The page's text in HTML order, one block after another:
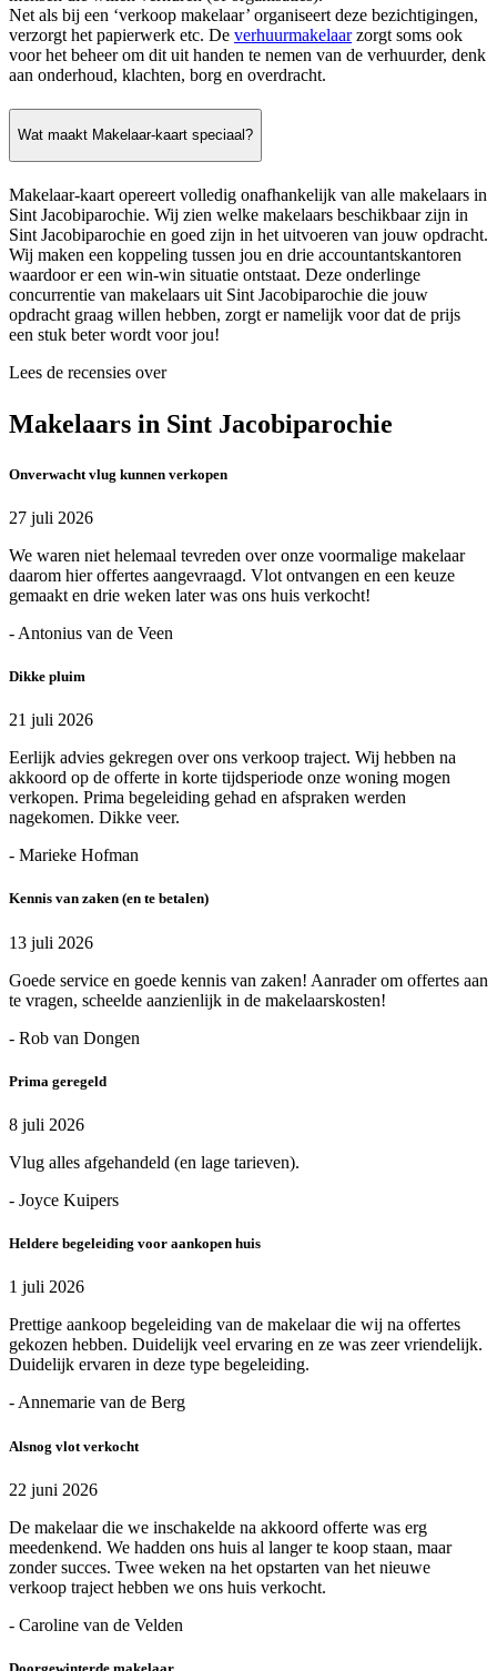
Net als bij een ‘verkoop makelaar’ organiseert deze bezichtigingen,
verzorgt het papierwerk etc. De verhuurmakelaarzorgt soms ook
voor het beheer om dit uit handen te nemen van de verhuurder, denk
aan onderhoud, klachten, borg en overdracht.
Wat maakt Makelaar-kaart speciaal?
Makelaar-kaart opereert volledig onafhankelijk van alle makelaars in
Sint Jacobiparochie. Wij zien welke makelaars beschikbaar zijn in
Sint Jacobiparochie en goed zijn in het uitvoeren van jouw opdracht.
Wij maken een koppeling tussen jou en drie accountantskantoren
waardoor er een win-win situatie ontstaat. Deze onderlinge
concurrentie van makelaars uit Sint Jacobiparochie die jouw
opdracht graag willen hebben, zorgt er namelijk voor dat de prijs
een stuk beter wordt voor jou!
Lees de recensies over
Makelaars in Sint Jacobiparochie
Onverwacht vlug kunnen verkopen
27 juli 2026
We waren niet helemaal tevreden over onze voormalige makelaar
daarom hier offertes aangevraagd. Vlot ontvangen en een keuze
gemaakt en drie weken later was ons huis verkocht!
- Antonius van de Veen
Dikke pluim
21 juli 2026
Eerlijk advies gekregen over ons verkoop traject. Wij hebben na
akkoord op de offerte in korte tijdsperiode onze woning mogen
verkopen. Prima begeleiding gehad en afspraken werden
nagekomen. Dikke veer.
- Marieke Hofman
Kennis van zaken (en te betalen)
13 juli 2026
Goede service en goede kennis van zaken! Aanrader om offertes aan
te vragen, scheelde aanzienlijk in de makelaarskosten!
- Rob van Dongen
Prima geregeld
8 juli 2026
Vlug alles afgehandeld (en lage tarieven).
- Joyce Kuipers
Heldere begeleiding voor aankopen huis
1 juli 2026
Prettige aankoop begeleiding van de makelaar die wij na offertes
gekozen hebben. Duidelijk veel ervaring en ze was zeer vriendelijk.
Duidelijk ervaren in deze type begeleiding.
- Annemarie van de Berg
Alsnog vlot verkocht
22 juni 2026
De makelaar die we inschakelde na akkoord offerte was erg
meedenkend. We hadden ons huis al langer te koop staan, maar
zonder succes. Twee weken na het opstarten van het nieuwe
verkoop traject hebben we ons huis verkocht.
- Caroline van de Velden